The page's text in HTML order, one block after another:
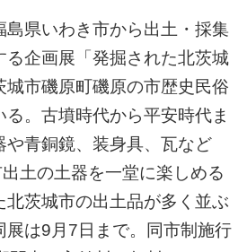
島県いわき市から出土・採集
る企画展「発掘された北茨城
城市磯原町磯原の市歴史民俗
。古墳時代から平安時代ま
や青銅鏡、装身具、瓦など
土の土器を一堂に楽しめる
北茨城市の出土品が多く並ぶ
展は9月7日まで。同市制施行